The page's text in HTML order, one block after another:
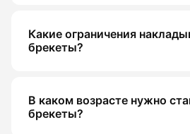
Какие ограничения
брекеты?
В каком возрасте нужно
брекеты?